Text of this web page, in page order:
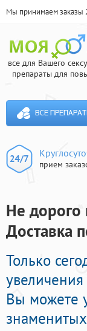
Мы принимаем заказы
все для Вашего
препараты для
ВСЕ
прием
Не дорого
Доставка
Только
Вы можете